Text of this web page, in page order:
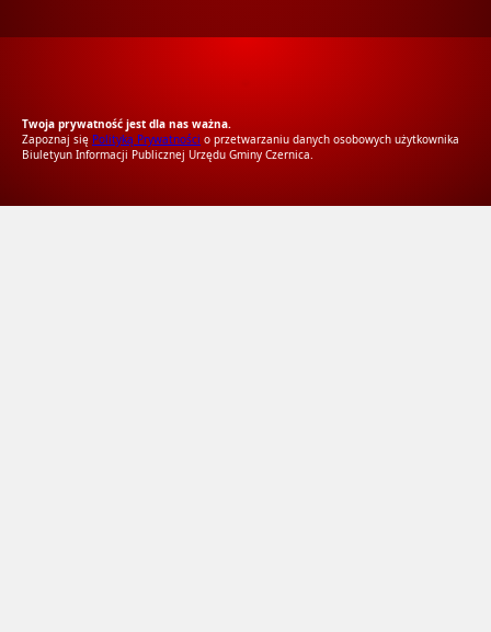
Twoja prywatność jest dla nas ważna.
Zapoznaj się Polityką Prywatności o przetwarzaniu danych osobowych użytkownika
Biuletyun Informacji Publicznej Urzędu Gminy Czernica.